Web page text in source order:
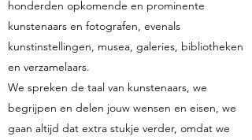
honderden opkomende en prominente
kunstenaars en fotografen, evenals
kunstinstellingen, musea, galeries, bibliotheken
en verzamelaars.
We spreken de taal van kunstenaars, we
begrijpen en delen jouw wensen en eisen, we
gaan altijd dat extra stukje verder, omdat we